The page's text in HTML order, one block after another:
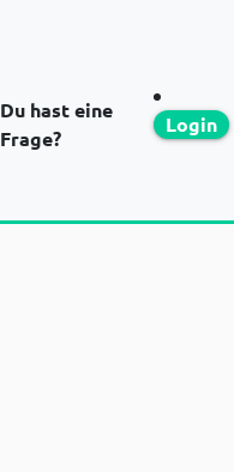
Du hast eine
Frage?
Login